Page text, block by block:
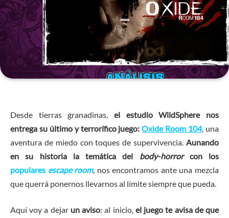
Desde tierras granadinas, el estudio WildSphere nos
entrega su último y terrorífico juego:Oxide Room 104, una
aventura de miedo con toques de supervivencia. Aunando
en su historia la temática del body-horrorcon los
populares escape room, nos encontramos ante una mezcla
que querrá ponernos llevarnos al límite siempre que pueda.
Aquí voy a dejar un aviso: al inicio, el juego te avisa de que